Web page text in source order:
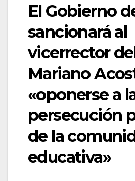
El Gobierno
sancionará al
vicerrector
Mariano
«oponerse a
persecución
de la
educativa»